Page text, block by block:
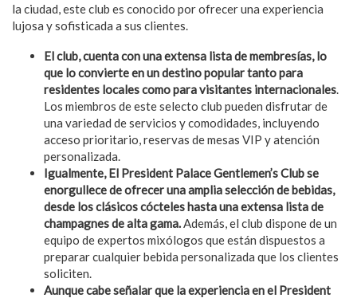
la ciudad, este club es conocido por ofrecer una experiencia
lujosa y sofisticada a sus clientes.
El club, cuenta con una extensa lista de membresías, lo
que lo convierte en un destino popular tanto para
residentes locales como para visitantes internacionales.
Los miembros de este selecto club pueden disfrutar de
una variedad de servicios y comodidades, incluyendo
acceso prioritario, reservas de mesas VIP y atención
personalizada.
Igualmente, El President Palace Gentlemen’s Club se
enorgullece de ofrecer una amplia selección de bebidas,
desde los clásicos cócteles hasta una extensa lista de
champagnes de alta gama.Además, el club dispone de un
equipo de expertos mixólogos que están dispuestos a
preparar cualquier bebida personalizada que los clientes
soliciten.
Aunque cabe señalar que la experiencia en el President